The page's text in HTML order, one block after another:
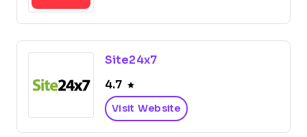
Site24x7
4.7
Visit Website